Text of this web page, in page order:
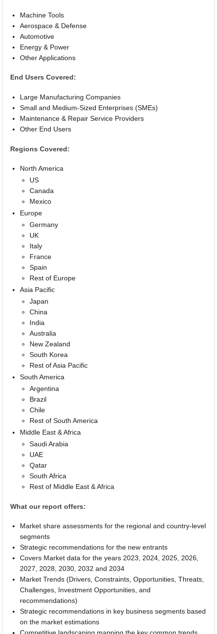
Machine Tools
Aerospace & Defense
Automotive
Energy & Power
Other Applications
End Users Covered:
Large Manufacturing Companies
Small and Medium-Sized Enterprises (SMEs)
Maintenance & Repair Service Providers
Other End Users
Regions Covered:
North America
US
Canada
Mexico
Europe
Germany
UK
Italy
France
Spain
Rest of Europe
Asia Pacific
Japan
China
India
Australia
New Zealand
South Korea
Rest of Asia Pacific
South America
Argentina
Brazil
Chile
Rest of South America
Middle East & Africa
Saudi Arabia
UAE
Qatar
South Africa
Rest of Middle East & Africa
What our report offers:
Market share assessments for the regional and country-level
segments
Strategic recommendations for the new entrants
Covers Market data for the years 2023, 2024, 2025, 2026,
2027, 2028, 2030, 2032 and 2034
Market Trends (Drivers, Constraints, Opportunities, Threats,
Challenges, Investment Opportunities, and
recommendations)
Strategic recommendations in key business segments based
on the market estimations